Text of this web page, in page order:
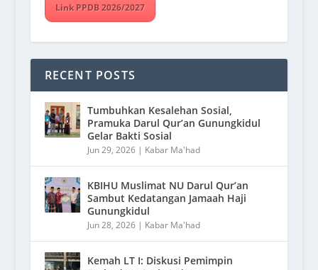
Link PPDB 2026/2027
RECENT POSTS
Tumbuhkan Kesalehan Sosial,
Pramuka Darul Qur’an Gunungkidul
Gelar Bakti Sosial
Jun 29, 2026| Kabar Ma'had
KBIHU Muslimat NU Darul Qur’an
Sambut Kedatangan Jamaah Haji
Gunungkidul
Jun 28, 2026| Kabar Ma'had
Kemah LT I: Diskusi Pemimpin